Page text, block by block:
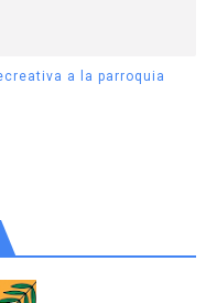
a la parroquia